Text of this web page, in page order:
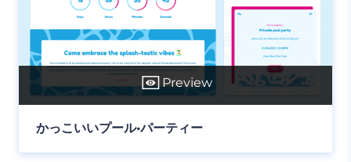
Preview
かっこいいプール•パーティー